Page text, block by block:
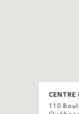
CENTRE
110